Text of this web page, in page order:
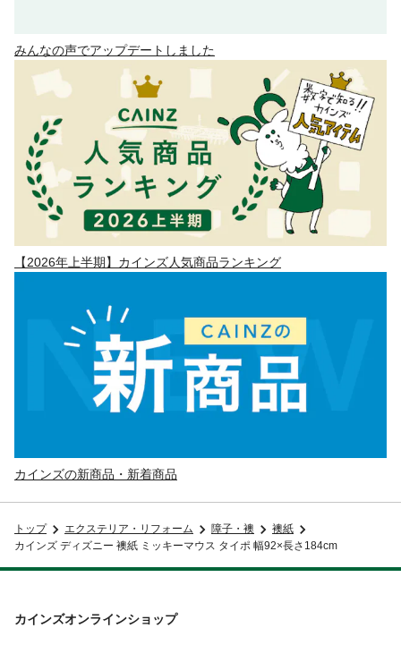
みんなの声でアップデートしました
【2026年上半期】カインズ人気商品ランキング
カインズの新商品・新着商品
トップ エクステリア・リフォーム 障子・襖
襖紙
カインズ ディズニー 襖紙 ミッキーマウス タイポ 幅92×長さ184cm
カインズオンラインショップ